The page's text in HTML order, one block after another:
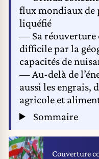
flux mondiaux de
liquéfié
— Sa réouverture
difficile par la
capacités de
— Au-delà de
aussi les engrais,
agricole et
Sommaire
Couverture